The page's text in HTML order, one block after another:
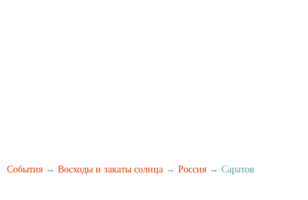
События → Восходы и закаты солнца → Россия → Саратов